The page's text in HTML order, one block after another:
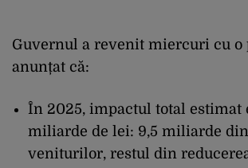
Guvernul a revenit miercuri cu o
anunțat că:
În 2025, impactul total estimat
miliarde de lei: 9,5 miliarde
veniturilor, restul din